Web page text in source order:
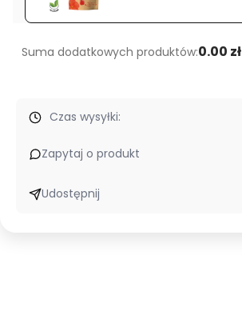
Suma dodatkowych produktów:0.00 zł
Czas wysyłki:
Zapytaj o produkt
Udostępnij